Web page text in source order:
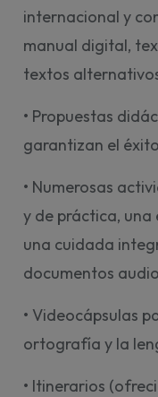
internacional y
manual digital,
textos
• Propuestas
garantizan el
• Numerosas
y de práctica, una
una cuidada
documentos
• Videocápsulas
ortografía y la
• Itinerarios